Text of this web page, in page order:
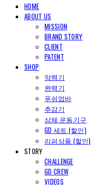
HOME
ABOUT US
MISSION
BRAND STORY
CLIENT
PATENT
SHOP
악력기
완력기
푸쉬업바
추감기
상체 운동기구
GD 세트 (할인)
리퍼상품 (할인)
STORY
CHALLENGE
GD CREW
VIDEOS